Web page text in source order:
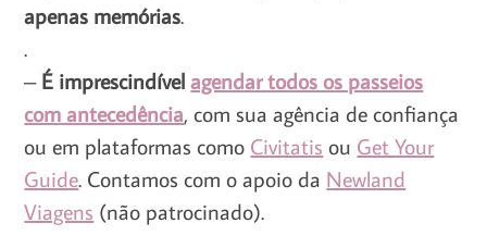
apenas memórias.
.
–É imprescindívelagendar todos os passeios
com antecedência, com sua agência de confiança
ou em plataformas como Civitatis ou Get Your
Guide. Contamos com o apoio da Newland
Viagens (não patrocinado).